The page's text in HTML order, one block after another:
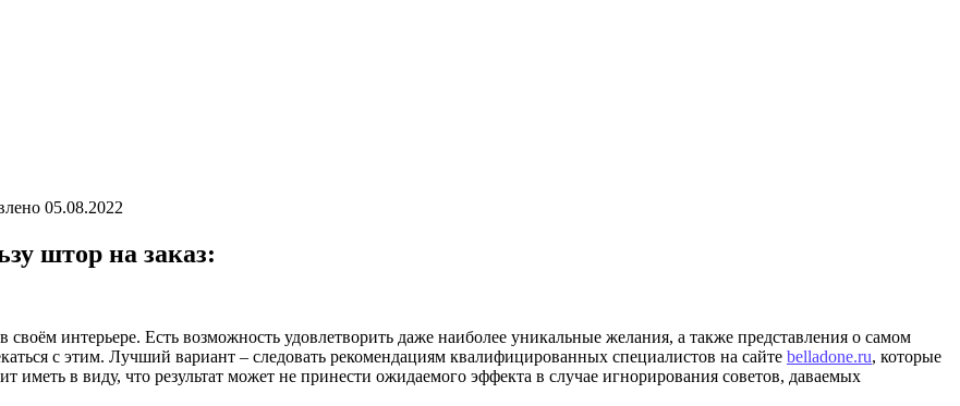
05.08.2022
штор на заказ:
интерьере. Есть возможность удовлетворить даже наиболее уникальные желания, а также представления о самом
с этим. Лучший вариант – следовать рекомендациям квалифицированных специалистов на сайте belladone.ru, которые
в виду, что результат может не принести ожидаемого эффекта в случае игнорирования советов, даваемых